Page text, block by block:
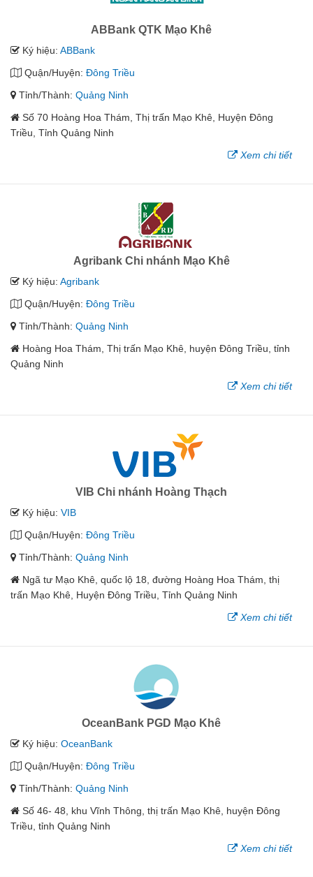
ABBank QTK Mạo Khê
Ký hiệu: ABBank
Quận/Huyện: Đông Triều
Tỉnh/Thành: Quảng Ninh
Số 70 Hoàng Hoa Thám, Thị trấn Mạo Khê, Huyện Đông
Triều, Tỉnh Quảng Ninh
Xem chi tiết
Agribank Chi nhánh Mạo Khê
Ký hiệu: Agribank
Quận/Huyện: Đông Triều
Tỉnh/Thành: Quảng Ninh
Hoàng Hoa Thám, Thị trấn Mạo Khê, huyện Đông Triều, tỉnh
Quảng Ninh
Xem chi tiết
VIB Chi nhánh Hoàng Thạch
Ký hiệu: VIB
Quận/Huyện: Đông Triều
Tỉnh/Thành: Quảng Ninh
Ngã tư Mạo Khê, quốc lộ 18, đường Hoàng Hoa Thám, thị
trấn Mạo Khê, Huyện Đông Triều, Tỉnh Quảng Ninh
Xem chi tiết
OceanBank PGD Mạo Khê
Ký hiệu: OceanBank
Quận/Huyện: Đông Triều
Tỉnh/Thành: Quảng Ninh
Số 46- 48, khu Vĩnh Thông, thị trấn Mạo Khê, huyện Đông
Triều, tỉnh Quảng Ninh
Xem chi tiết